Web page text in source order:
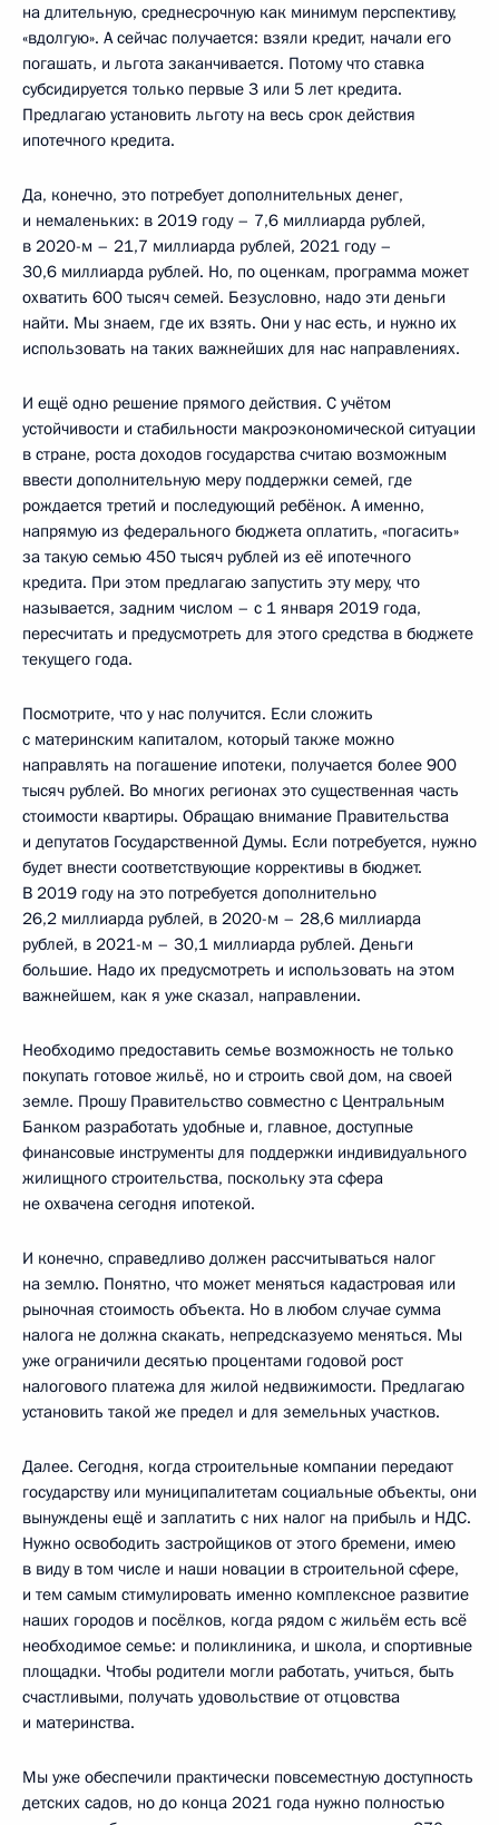
на длительную, среднесрочную как минимум перспективу,
«вдолгую». А сейчас получается: взяли кредит, начали его
погашать, и льгота заканчивается. Потому что ставка
субсидируется только первые 3 или 5 лет кредита.
Предлагаю установить льготу на весь срок действия
ипотечного кредита.
Да, конечно, это потребует дополнительных денег,
и немаленьких: в 2019 году – 7,6 миллиарда рублей,
в 2020-м – 21,7 миллиарда рублей, 2021 году –
30,6 миллиарда рублей. Но, по оценкам, программа может
охватить 600 тысяч семей. Безусловно, надо эти деньги
найти. Мы знаем, где их взять. Они у нас есть, и нужно их
использовать на таких важнейших для нас направлениях.
И ещё одно решение прямого действия. С учётом
устойчивости и стабильности макроэкономической ситуации
в стране, роста доходов государства считаю возможным
ввести дополнительную меру поддержки семей, где
рождается третий и последующий ребёнок. А именно,
напрямую из федерального бюджета оплатить, «погасить»
за такую семью 450 тысяч рублей из её ипотечного
кредита. При этом предлагаю запустить эту меру, что
называется, задним числом – с 1 января 2019 года,
пересчитать и предусмотреть для этого средства в бюджете
текущего года.
Посмотрите, что у нас получится. Если сложить
с материнским капиталом, который также можно
направлять на погашение ипотеки, получается более 900
тысяч рублей. Во многих регионах это существенная часть
стоимости квартиры. Обращаю внимание Правительства
и депутатов Государственной Думы. Если потребуется, нужно
будет внести соответствующие коррективы в бюджет.
В 2019 году на это потребуется дополнительно
26,2 миллиарда рублей, в 2020-м – 28,6 миллиарда
рублей, в 2021-м – 30,1 миллиарда рублей. Деньги
большие. Надо их предусмотреть и использовать на этом
важнейшем, как я уже сказал, направлении.
Необходимо предоставить семье возможность не только
покупать готовое жильё, но и строить свой дом, на своей
земле. Прошу Правительство совместно с Центральным
Банком разработать удобные и, главное, доступные
финансовые инструменты для поддержки индивидуального
жилищного строительства, поскольку эта сфера
не охвачена сегодня ипотекой.
И конечно, справедливо должен рассчитываться налог
на землю. Понятно, что может меняться кадастровая или
рыночная стоимость объекта. Но в любом случае сумма
налога не должна скакать, непредсказуемо меняться. Мы
уже ограничили десятью процентами годовой рост
налогового платежа для жилой недвижимости. Предлагаю
установить такой же предел и для земельных участков.
Далее. Сегодня, когда строительные компании передают
государству или муниципалитетам социальные объекты, они
вынуждены ещё и заплатить с них налог на прибыль и НДС.
Нужно освободить застройщиков от этого бремени, имею
в виду в том числе и наши новации в строительной сфере,
и тем самым стимулировать именно комплексное развитие
наших городов и посёлков, когда рядом с жильём есть всё
необходимое семье: и поликлиника, и школа, и спортивные
площадки. Чтобы родители могли работать, учиться, быть
счастливыми, получать удовольствие от отцовства
и материнства.
Мы уже обеспечили практически повсеместную доступность
детских садов, но до конца 2021 года нужно полностью